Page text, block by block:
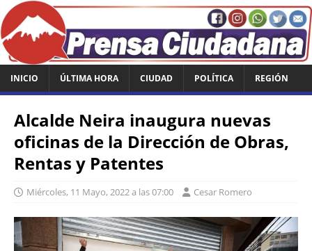
INICIO ÚLTIMA HORA CIUDAD POLÍTICA REGIÓN
Alcalde Neira inaugura nuevas
oficinas de la Dirección de Obras,
Rentas y Patentes
Miércoles, 11 Mayo, 2022 a las 07:00 Cesar Romero